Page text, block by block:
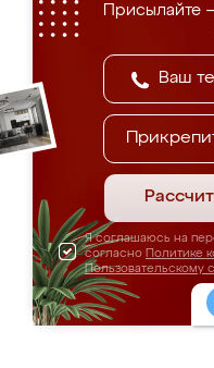
Присылайте
Я соглашаюсь на
согласно Политике
Пользовательскому